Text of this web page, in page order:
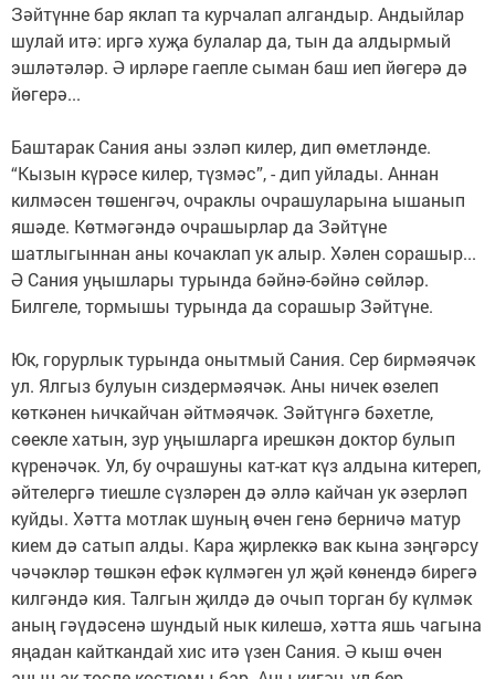
Зәйтүнне бар яклап та курчалап алгандыр. Андыйлар
шулай итә: иргә хуҗа булалар да, тын да алдырмый
эшләтәләр. Ә ирләре гаепле сыман баш иеп йөгерә дә
йөгерә...
Баштарак Сания аны эзләп килер, дип өметләнде.
“Кызын күрәсе килер, түзмәс”, - дип уйлады. Аннан
килмәсен төшенгәч, очраклы очрашуларына ышанып
яшәде. Көтмәгәндә очрашырлар да Зәйтүне
шатлыгыннан аны кочаклап ук алыр. Хәлен сорашыр...
Ә Сания уңышлары турында бәйнә-бәйнә сөйләр.
Билгеле, тормышы турында да сорашыр Зәйтүне.
Юк, горурлык турында онытмый Сания. Сер бирмәячәк
ул. Ялгыз булуын сиздермәячәк. Аны ничек өзелеп
көткәнен һичкайчан әйтмәячәк. Зәйтүнгә бәхетле,
сөекле хатын, зур уңышларга ирешкән доктор булып
күренәчәк. Ул, бу очрашуны кат-кат күз алдына китереп,
әйтелергә тиешле сүзләрен дә әллә кайчан ук әзерләп
куйды. Хәтта мотлак шуның өчен генә берничә матур
кием дә сатып алды. Кара җирлеккә вак кына зәңгәрсу
чәчәкләр төшкән ефәк күлмәген ул җәй көнендә бирегә
килгәндә кия. Талгын җилдә дә очып торган бу күлмәк
аның гәүдәсенә шундый нык килешә, хәтта яшь чагына
яңадан кайткандай хис итә үзен Сания. Ә кыш өчен